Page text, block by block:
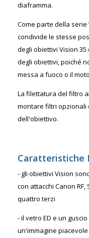
diaframma.
Come parte della
condivide le stesse
degli obiettivi Vision
degli obiettivi, poiché
messa a fuoco o il
La filettatura del filtro
montare filtri
dell'obiettivo.
Caratteristiche
- gli obiettivi Vision
con attacchi Canon RF,
quattro terzi
- il vetro ED e un
un'immagine